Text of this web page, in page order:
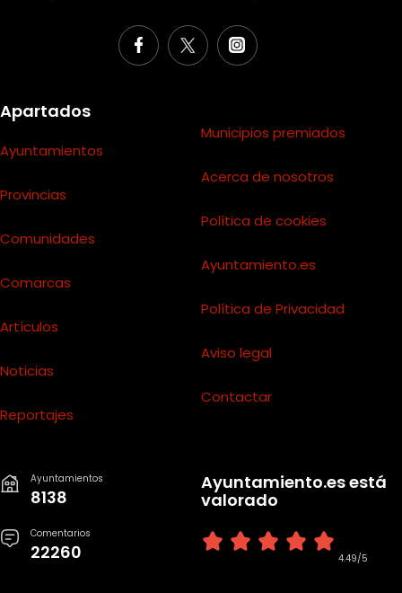
Apartados
Ayuntamientos
Provincias
Comunidades
Comarcas
Artículos
Noticias
Reportajes
Municipios premiados
Acerca de nosotros
Política de cookies
Ayuntamiento.es
Política de Privacidad
Aviso legal
Contactar
Ayuntamientos
8138
Comentarios
22260
Ayuntamiento.es está
valorado
4.49/5